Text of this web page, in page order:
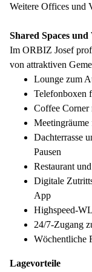
Weitere Offices und
Shared Spaces
Im ORBIZ Josef
von attraktiven
Lounge zum
Telefonboxen
Coffee Corner
Dachterrasse
Pausen
Restaurant
Digitale
App
24/7‑Zugang
Wöchentliche
Lagevorteile